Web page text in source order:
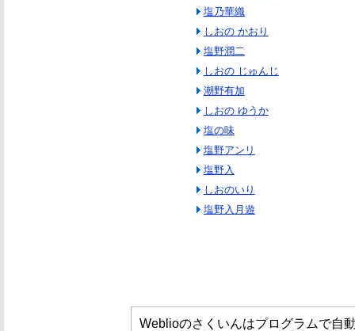
塩乃華織
しおの かおり
塩野潤二
しおの じゅんじ
潮野有加
しおの ゆうか
塩の味
塩野アンリ
塩野入
しおのいり
塩野入月遊
Weblioのさくいんはプログラムで自